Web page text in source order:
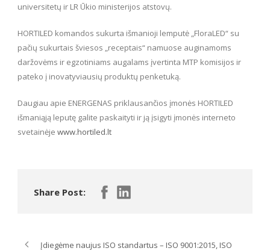
universitetų ir LR Ūkio ministerijos atstovų.
HORTILED komandos sukurta išmanioji lemputė „FloraLED“ su
pačių sukurtais šviesos „receptais“ namuose auginamoms
daržovėms ir egzotiniams augalams įvertinta MTP komisijos ir
pateko į inovatyviausių produktų penketuką.
Daugiau apie ENERGENAS priklausančios įmonės HORTILED
išmaniąją leputę galite paskaityti ir ją įsigyti įmonės interneto
svetainėje www.hortiled.lt
Share Post:
Įdiegėme naujus ISO standartus – ISO 9001:2015, ISO